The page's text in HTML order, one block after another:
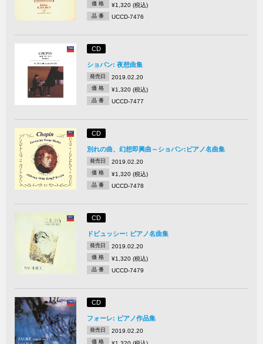
価 格 ¥1,320 (税込)
品 番 UCCD-7476
CD
ショパン: 夜想曲集
発売日 2019.02.20
価 格 ¥1,320 (税込)
品 番 UCCD-7477
CD
別れの曲、幻想即興曲～ショパン:ピアノ名曲集
発売日 2019.02.20
価 格 ¥1,320 (税込)
品 番 UCCD-7478
CD
ドビュッシー: ピアノ名曲集
発売日 2019.02.20
価 格 ¥1,320 (税込)
品 番 UCCD-7479
CD
フォーレ: ピアノ作品集
発売日 2019.02.20
価 格